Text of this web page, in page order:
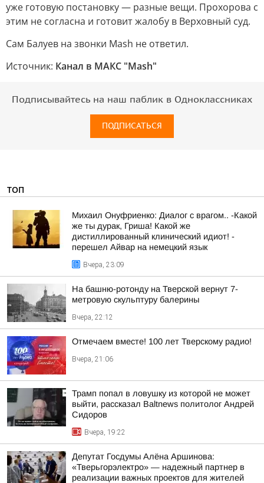
уже готовую постановку — разные вещи. Прохорова с
этим не согласна и готовит жалобу в Верховный суд.
Сам Балуев на звонки Mash не ответил.
Источник: Канал в МАКС "Mash"
Подписывайтесь на наш паблик в Одноклассниках
ПОДПИСАТЬСЯ
ТОП
Михаил Онуфриенко: Диалог с врагом.. -Какой
же ты дурак, Гриша! Какой же
дистиллированный клинический идиот! -
перешел Айвар на немецкий язык
Вчера, 23:09
На башню-ротонду на Тверской вернут 7-
метровую скульптуру балерины
Вчера, 22:12
Отмечаем вместе! 100 лет Тверскому радио!
Вчера, 21:06
Трамп попал в ловушку из которой не может
выйти, рассказал Baltnews политолог Андрей
Сидоров
Вчера, 19:22
Депутат Госдумы Алёна Аршинова:
«Тверьгорэлектро» — надежный партнер в
реализации важных проектов для жителей